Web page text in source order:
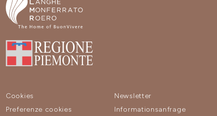
Cookies
Preferenze cookies
Newsletter
Informationsanfrage